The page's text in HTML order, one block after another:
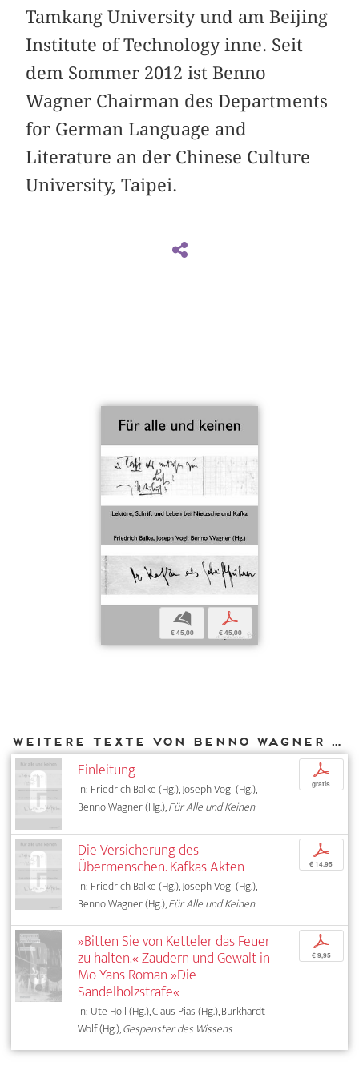
Tamkang University und am Beijing
Institute of Technology inne. Seit
dem Sommer 2012 ist Benno
Wagner Chairman des Departments
for German Language and
Literature an der Chinese Culture
University, Taipei.
b
€ 45,00
p
€ 45,00
Weitere Texte von Benno Wagner bei DIAPHANES
Einleitung
In: Friedrich Balke (Hg.), Joseph Vogl (Hg.),
Benno Wagner (Hg.),Für Alle und Keinen
p
gratis
Die Versicherung des
Übermenschen. Kafkas Akten
In: Friedrich Balke (Hg.), Joseph Vogl (Hg.),
Benno Wagner (Hg.),Für Alle und Keinen
p
€ 14,95
»Bitten Sie von Ketteler das Feuer
zu halten.« Zaudern und Gewalt in
Mo Yans Roman »Die
Sandelholzstrafe«
In: Ute Holl (Hg.), Claus Pias (Hg.), Burkhardt
Wolf (Hg.),Gespenster des Wissens
p
€ 9,95